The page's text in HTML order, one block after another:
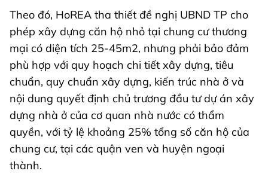
Theo đó, HoREA tha thiết đề nghị UBND TP cho
phép xây dựng căn hộ nhỏ tại chung cư thương
mại có diện tích 25-45m2, nhưng phải bảo đảm
phù hợp với quy hoạch chi tiết xây dựng, tiêu
chuẩn, quy chuẩn xây dựng, kiến trúc nhà ở và
nội dung quyết định chủ trương đầu tư dự án xây
dựng nhà ở của cơ quan nhà nước có thẩm
quyền, với tỷ lệ khoảng 25% tổng số căn hộ của
chung cư, tại các quận ven và huyện ngoại
thành.